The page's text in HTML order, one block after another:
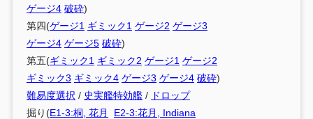
ゲージ4 破砕)
第四(ゲージ1 ギミック1 ゲージ2 ゲージ3
ゲージ4 ゲージ5 破砕)
第五(ギミック1 ギミック2 ゲージ1 ゲージ2
ギミック3 ギミック4 ゲージ3 ゲージ4 破砕)
難易度選択 / 史実艦特効艦/ ドロップ
掘り(E1-3:桐, 花月
E2-3:花月, Indiana